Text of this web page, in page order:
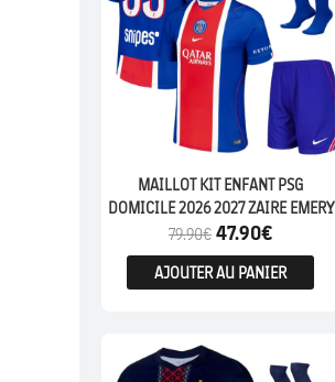
MAILLOT KIT ENFANT PSG
DOMICILE 2026 2027 ZAIRE EMERY
79.90€ 47.90€
AJOUTER AU PANIER